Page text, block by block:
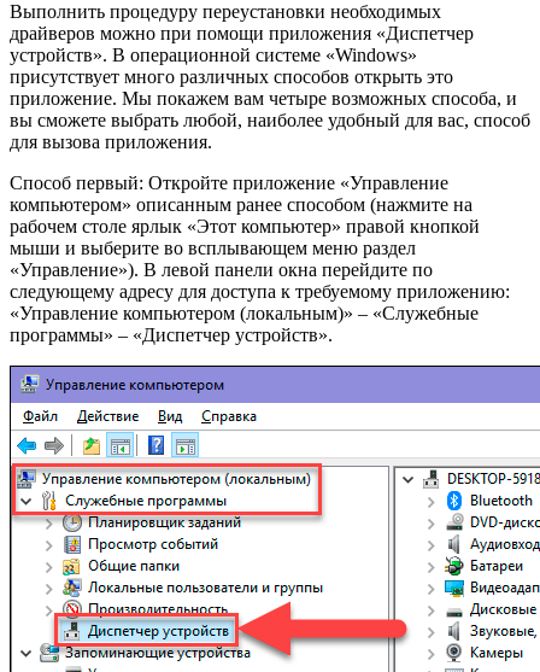
Выполнить процедуру переустановки необходимых
драйверов можно при помощи приложения «Диспетчер
устройств». В операционной системе «Windows»
присутствует много различных способов открыть это
приложение. Мы покажем вам четыре возможных способа, и
вы сможете выбрать любой, наиболее удобный для вас, способ
для вызова приложения.
Способ первый: Откройте приложение «Управление
компьютером» описанным ранее способом (нажмите на
рабочем столе ярлык «Этот компьютер» правой кнопкой
мыши и выберите во всплывающем меню раздел
«Управление»). В левой панели окна перейдите по
следующему адресу для доступа к требуемому приложению:
«Управление компьютером (локальным)» – «Служебные
программы» – «Диспетчер устройств».